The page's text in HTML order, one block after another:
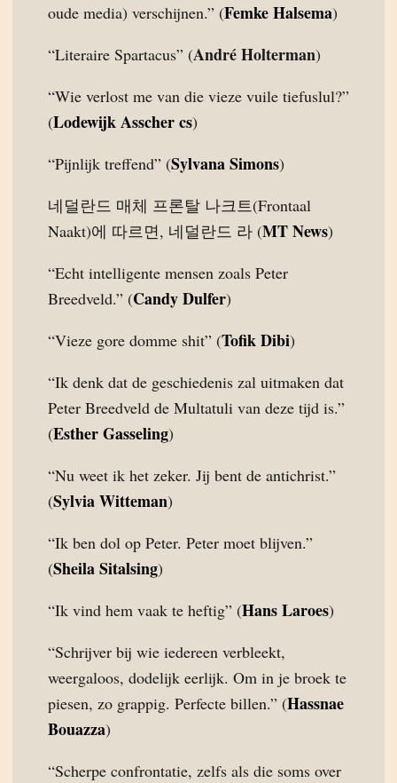
oude media) verschijnen.” (Femke Halsema)
“Literaire Spartacus” (André Holterman)
“Wie verlost me van die vieze vuile tiefuslul?”
(Lodewijk Asscher cs)
“Pijnlijk treffend” (Sylvana Simons)
네덜란드 매체 프론탈 나크트(Frontaal
Naakt)에 따르면, 네덜란드 라 (MT News)
“Echt intelligente mensen zoals Peter
Breedveld.” (Candy Dulfer)
“Vieze gore domme shit” (Tofik Dibi)
“Ik denk dat de geschiedenis zal uitmaken dat
Peter Breedveld de Multatuli van deze tijd is.”
(Esther Gasseling)
“Nu weet ik het zeker. Jij bent de antichrist.”
(Sylvia Witteman)
“Ik ben dol op Peter. Peter moet blijven.”
(Sheila Sitalsing)
“Ik vind hem vaak te heftig” (Hans Laroes)
“Schrijver bij wie iedereen verbleekt,
weergaloos, dodelijk eerlijk. Om in je broek te
piesen, zo grappig. Perfecte billen.” (Hassnae
Bouazza)
“Scherpe confrontatie, zelfs als die soms over